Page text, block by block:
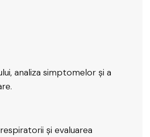
analiza simptomelor și a
și evaluarea